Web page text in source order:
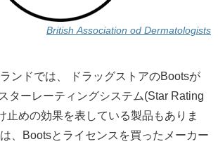
British Association od Dermatologists
ンドでは、 ドラッグストアのBootsが
ターレーティングシステム(Star Rating
止めの効果を表している製品もありま
、Bootsとライセンスを買ったメーカー